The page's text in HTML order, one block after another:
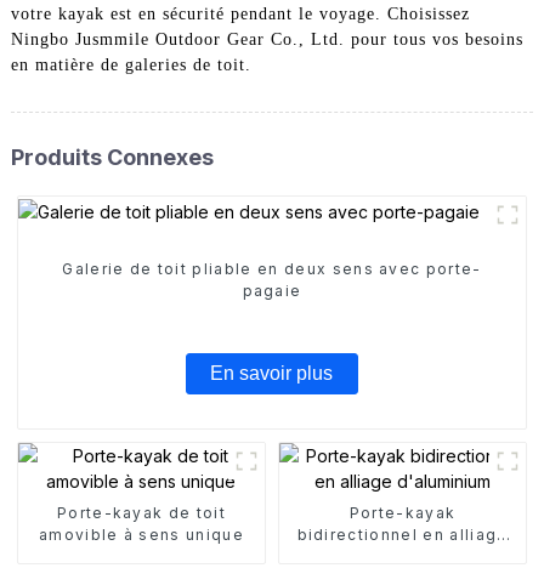
votre kayak est en sécurité pendant le voyage. Choisissez
Ningbo Jusmmile Outdoor Gear Co., Ltd. pour tous vos besoins
en matière de galeries de toit.
Produits Connexes
Galerie de toit pliable en deux sens avec porte-
pagaie
En savoir plus
Porte-kayak de toit
amovible à sens unique
Porte-kayak
bidirectionnel en alliage